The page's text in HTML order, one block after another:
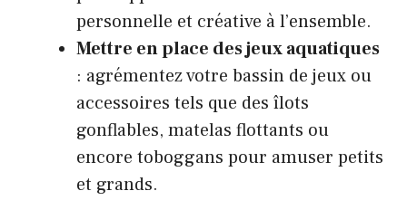
personnelle et créative à l’ensemble.
Mettre en place des jeux aquatiques
: agrémentez votre bassin de jeux ou
accessoires tels que des îlots
gonflables, matelas flottants ou
encore toboggans pour amuser petits
et grands.